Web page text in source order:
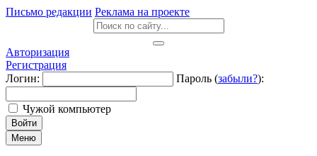
Письмо редакции Реклама на проекте
Авторизация
Регистрация
Логин:
Пароль (забыли?):
Чужой компьютер
Войти
Меню